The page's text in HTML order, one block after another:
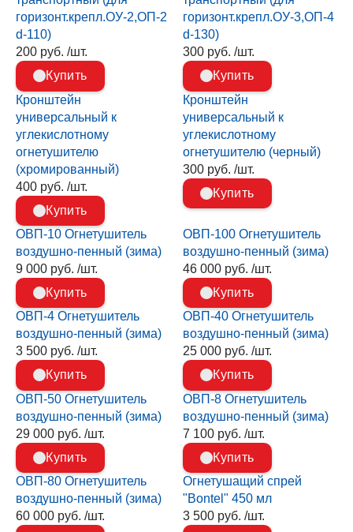
горизонт.крепл.ОУ-2,ОП-2
d-110)
200 руб. /шт.
Купить
горизонт.крепл.ОУ-3,ОП-4
d-130)
300 руб. /шт.
Купить
Кронштейн
универсальный к
углекислотному
огнетушителю
(хромированный)
400 руб. /шт.
Купить
Кронштейн
универсальный к
углекислотному
огнетушителю (черный)
300 руб. /шт.
Купить
ОВП-10 Огнетушитель
воздушно-пенный (зима)
9 000 руб. /шт.
Купить
ОВП-100 Огнетушитель
воздушно-пенный (зима)
46 000 руб. /шт.
Купить
ОВП-4 Огнетушитель
воздушно-пенный (зима)
3 500 руб. /шт.
Купить
ОВП-40 Огнетушитель
воздушно-пенный (зима)
25 000 руб. /шт.
Купить
ОВП-50 Огнетушитель
воздушно-пенный (зима)
29 000 руб. /шт.
Купить
ОВП-8 Огнетушитель
воздушно-пенный (зима)
7 100 руб. /шт.
Купить
ОВП-80 Огнетушитель
воздушно-пенный (зима)
60 000 руб. /шт.
Огнетушащий спрей
"Bontel" 450 мл
3 500 руб. /шт.